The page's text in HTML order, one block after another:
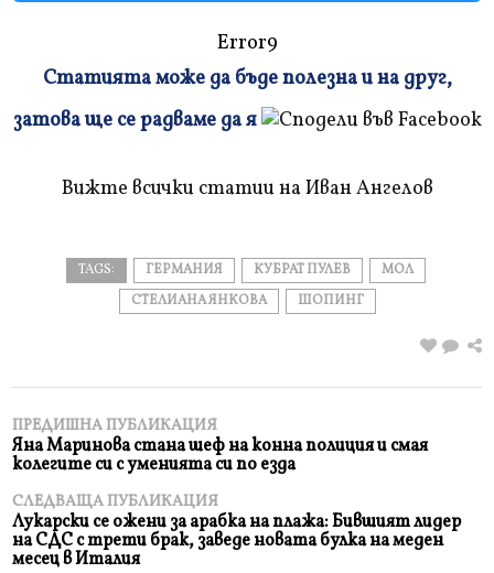
Error9
и
Статията може да бъде полезна и на друг,
затова ще се радваме да я
Вижте всички статии на Иван Ангелов
TAGS: ГЕРМАНИЯ КУБРАТ ПУЛЕВ
МОЛ
СТЕЛИАНА ЯНКОВА
ШОПИНГ
ПРЕДИШНА ПУБЛИКАЦИЯ
Яна Маринова стана шеф на конна полиция и смая
колегите си с уменията си по езда
СЛЕДВАЩА ПУБЛИКАЦИЯ
Лукарски се ожени за арабка на плажа: Бившият лидер
на СДС с трети брак, заведе новата булка на меден
месец в Италия